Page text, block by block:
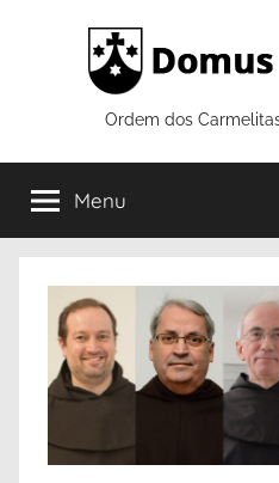
Ordem dos
Menu